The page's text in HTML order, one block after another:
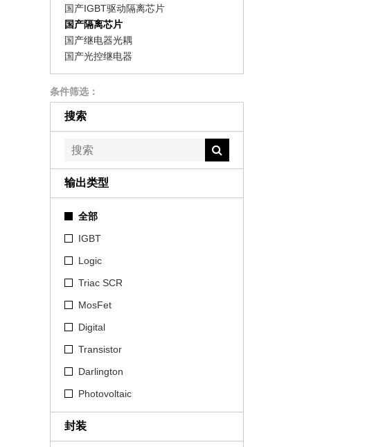
国产IGBT驱动隔离芯片
国产隔离芯片
国产继电器光耦
国产光控继电器
条件筛选：
搜索
输出类型
全部
IGBT
Logic
Triac SCR
MosFet
Digital
Transistor
Darlington
Photovoltaic
封装